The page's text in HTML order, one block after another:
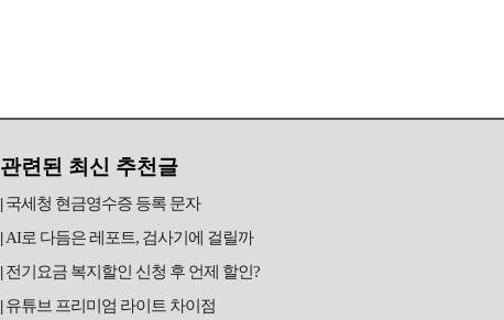
관련된 최신 추천글
국세청 현금영수증 등록 문자
AI로 다듬은 레포트, 검사기에 걸릴까
전기요금 복지할인 신청 후 언제 할인?
유튜브 프리미엄 라이트 차이점